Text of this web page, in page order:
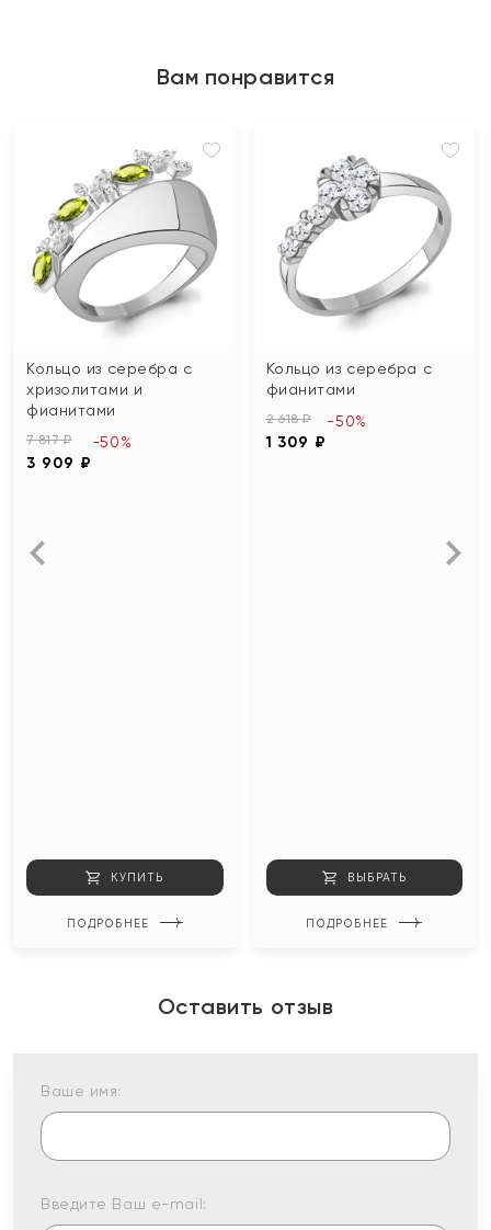
Вам понравится
Кольцо из серебра с
хризолитами и
фианитами
7 817 ₽
3 909 ₽
-50%
КУПИТЬ
ПОДРОБНЕЕ
Кольцо из серебра с
фианитами
2 618 ₽
1 309 ₽
-50%
ВЫБРАТЬ
ПОДРОБНЕЕ
Оставить отзыв
Ваше имя:
Введите Ваш e-mail: